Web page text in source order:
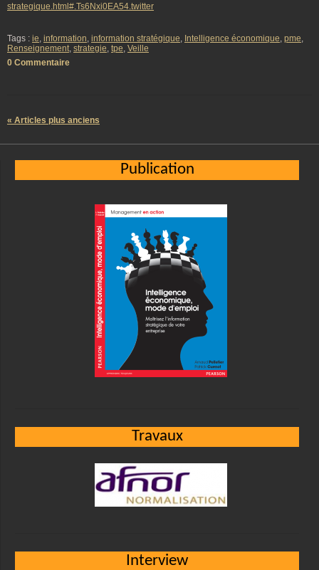
strategique.html#.Ts6Nxi0EA54.twitter
Tags : ie, information, information stratégique, Intelligence économique, pme,
Renseignement, strategie, tpe, Veille
0 Commentaire
« Articles plus anciens
Publication
Travaux
Interview